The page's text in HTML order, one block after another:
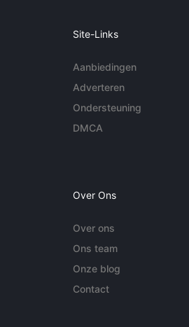
Site-Links
Aanbiedingen
Adverteren
Ondersteuning
DMCA
Over Ons
Over ons
Ons team
Onze blog
Contact